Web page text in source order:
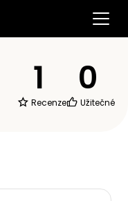
1
Recenze
0
Užitečné